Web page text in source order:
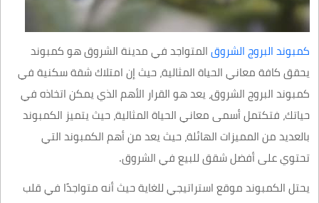
كمبوند البروج الشروق المتواجد في مدينة الشروق هو كمبوند
يحقق كافة معاني الحياة المثالية، حيث إن امتلاك شقة سكنية في
كمبوند البروج الشروق، يعد هو القرار الأهم الذي يمكن اتخاذه في
حياتك، فتكتمل أسمى معاني الحياة المثالية، حيث يتميز الكمبوند
بالعديد من المميزات الهائلة، حيث يعد من أهم الكمبوند التي
تحتوي على أفضل شقق للبيع في الشروق.
يحتل الكمبوند موقع استراتيجي للغاية حيث أنه متواجدًا في قلب